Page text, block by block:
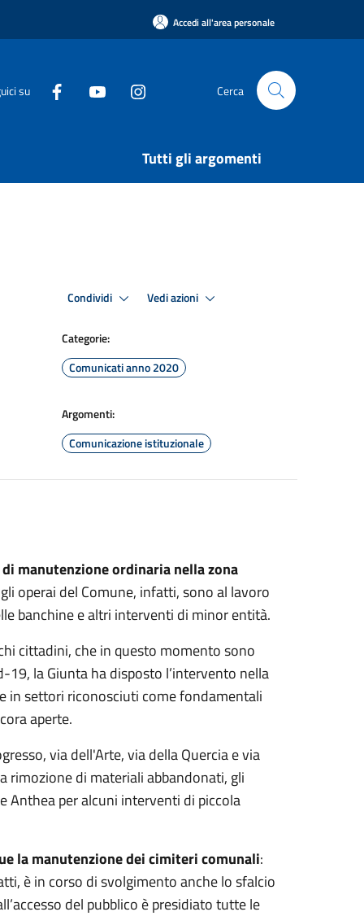
Accedi all'area personale
su Cerca
Tutti gli argomenti
Condividi Vedi azioni
Categorie:
Comunicati anno 2020
Argomenti:
Comunicazione istituzionale
manutenzione ordinaria nella zona
operai del Comune, infatti, sono al lavoro
banchine e altri interventi di minor entità.
cittadini, che in questo momento sono
la Giunta ha disposto l’intervento nella
in settori riconosciuti come fondamentali
aperte.
via dell'Arte, via della Quercia e via
rimozione di materiali abbandonati, gli
Anthea per alcuni interventi di piccola
la manutenzione dei cimiteri comunali:
è in corso di svolgimento anche lo sfalcio
del pubblico è presidiato tutte le